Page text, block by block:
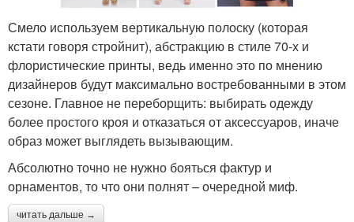
Смело используем вертикальную полоску (которая
кстати говоря стройнит), абстракцию в стиле 70-х и
флористические принты, ведь именно это по мнению
дизайнеров будут максимально востребованными в этом
сезоне. Главное не переборщить: выбирать одежду
более простого кроя и отказаться от аксессуаров, иначе
образ может выглядеть вызывающим.
Абсолютно точно не нужно бояться фактур и
орнаментов, то что они полнят – очередной миф.
читать дальше →